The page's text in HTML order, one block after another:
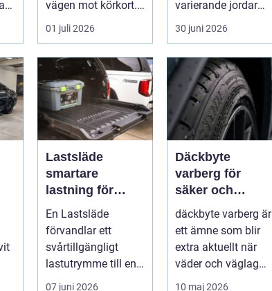
vägen mot körkort. I
Borlänge finns flera
al...
01 juli 2026
varierande jordar
och ofta fuktigt
väder. Valet ...
30 juni 2026
Lastsläde
smartare
lastning för
pickup, skåpbil
och personbil
En Lastsläde
förvandlar ett
svårtillgängligt
lastutrymme till en
lättjobbad yta.
07 juni 2026
Däckbyte
varberg för
säker och
smidig körning
Året runt
däckbyte varberg är
ett ämne som blir
extra aktuellt när
väder och väglag
skiftar mellan
10 maj 2026